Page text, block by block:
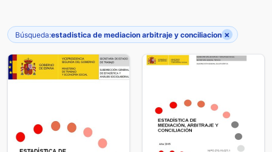
Búsqueda:estadistica de mediacion arbitraje y conciliacion ×